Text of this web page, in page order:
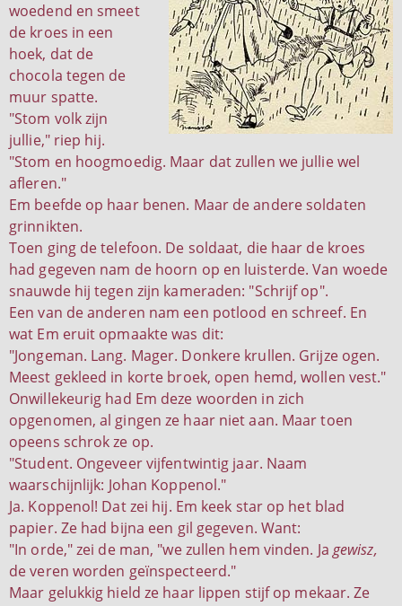
woedend en smeet
de kroes in een
hoek, dat de
chocola tegen de
muur spatte.
"Stom volk zijn
jullie," riep hij.
"Stom en hoogmoedig. Maar dat zullen we jullie wel
afleren."
Em beefde op haar benen. Maar de andere soldaten
grinnikten.
Toen ging de telefoon. De soldaat, die haar de kroes
had gegeven nam de hoorn op en luisterde. Van woede
snauwde hij tegen zijn kameraden: "Schrijf op".
Een van de anderen nam een potlood en schreef. En
wat Em eruit opmaakte was dit:
"Jongeman. Lang. Mager. Donkere krullen. Grijze ogen.
Meest gekleed in korte broek, open hemd, wollen vest."
Onwillekeurig had Em deze woorden in zich
opgenomen, al gingen ze haar niet aan. Maar toen
opeens schrok ze op.
"Student. Ongeveer vijfentwintig jaar. Naam
waarschijnlijk: Johan Koppenol."
Ja. Koppenol! Dat zei hij. Em keek star op het blad
papier. Ze had bijna een gil gegeven. Want:
"In orde," zei de man, "we zullen hem vinden. Ja gewisz,
de veren worden geïnspecteerd."
Maar gelukkig hield ze haar lippen stijf op mekaar. Ze